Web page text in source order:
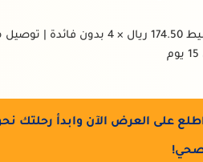
تقسيط 174.50 ريال × 4 بدون فائدة
على العرض الآن وابدأ رحلتك